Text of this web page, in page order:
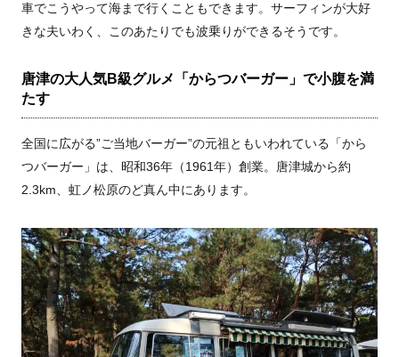
車でこうやって海まで行くこともできます。サーフィンが大好
きな夫いわく、このあたりでも波乗りができるそうです。
唐津の大人気B級グルメ「からつバーガー」で小腹を満
たす
全国に広がる”ご当地バーガー”の元祖ともいわれている「から
つバーガー」は、昭和36年（1961年）創業。唐津城から約
2.3km、虹ノ松原のど真ん中にあります。